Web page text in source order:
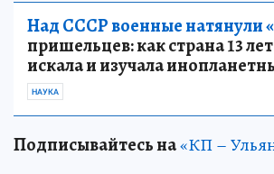
Над СССР военные натянули
пришельцев: как страна 13
искала и изучала
НАУКА
Подписывайтесь на«КП –